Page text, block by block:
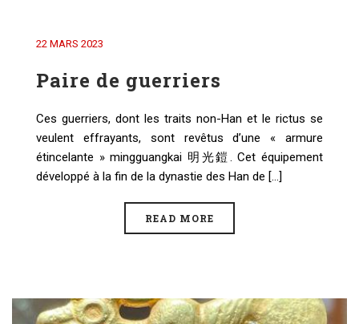
22 MARS 2023
Paire de guerriers
Ces guerriers, dont les traits non-Han et le rictus se
veulent effrayants, sont revêtus d’une « armure
étincelante » mingguangkai 明光鎧. Cet équipement
développé à la fin de la dynastie des Han de [...]
READ MORE